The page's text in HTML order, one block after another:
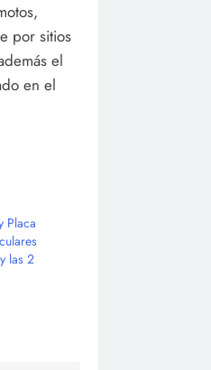
por sitios
el
en el
Placa
las 2